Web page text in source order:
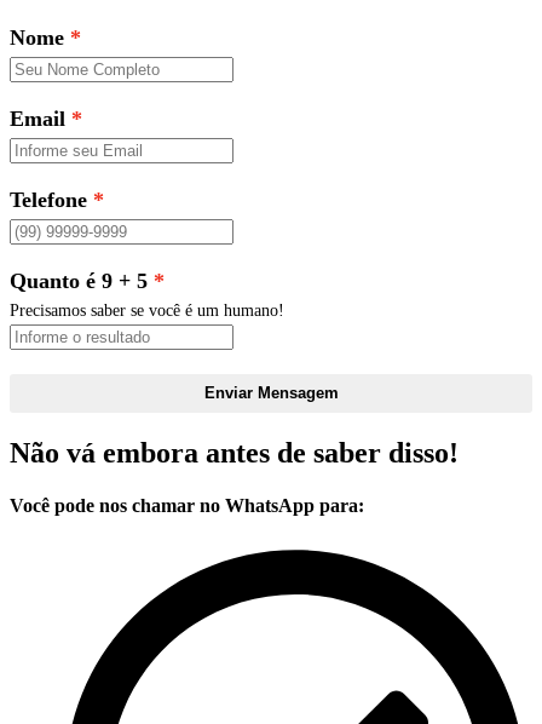
Nome
Email
Telefone
Quanto é 9 + 5
Precisamos saber se você é um humano!
Enviar Mensagem
Não vá embora antes de saber disso!
Você pode nos chamar no WhatsApp para: